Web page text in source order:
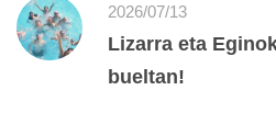
2026/07/13
Lizarra eta
bueltan!